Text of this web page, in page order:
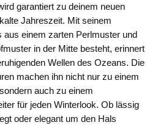
garantiert zu deinem neuen
Jahreszeit. Mit seinem
aus einem zarten Perlmuster und
in der Mitte besteht, erinnert
Wellen des Ozeans. Die
machen ihn nicht nur zu einem
auch zu einem
für jeden Winterlook. Ob lässig
oder elegant um den Hals